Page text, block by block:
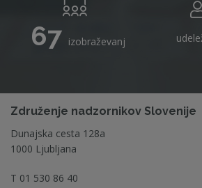
67 izobraževanj
Združenje nadzornikov Slovenije
Dunajska cesta 128a
1000 Ljubljana
T 01 530 86 40